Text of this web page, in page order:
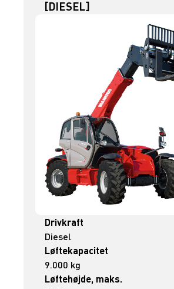
[DIESEL]
Drivkraft
Diesel
Løftekapacitet
9.000 kg
Løftehøjde, maks.